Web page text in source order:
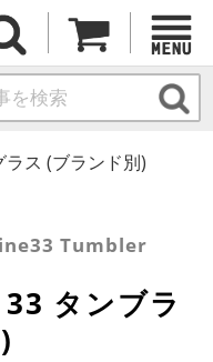
ラス (ブランド別)
Tumbler
タンブラ